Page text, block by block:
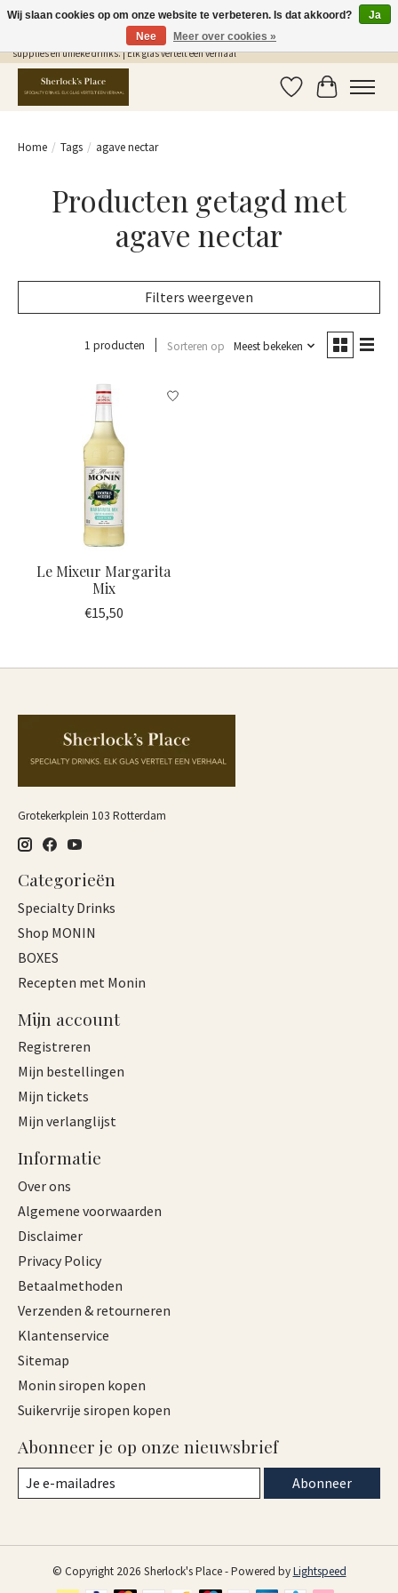
Gratis Verzending in NL vanaf €75,- | Sherlocks Place: dé plek voor MONIN siropen, bar
supplies en unieke drinks. | Elk glas vertelt een verhaal
Verlanglijst
Home / Tags / agave nectar
Producten getagd met
agave nectar
Filters weergeven
1 producten Sorteren op Meest bekeken
Le Mixeur Margarita
Mix
€15,50
Grotekerkplein 103 Rotterdam
Categorieën
Specialty Drinks
Shop MONIN
BOXES
Recepten met Monin
Mijn account
Registreren
Mijn bestellingen
Mijn tickets
Mijn verlanglijst
Informatie
Over ons
Algemene voorwaarden
Disclaimer
Privacy Policy
Betaalmethoden
Verzenden & retourneren
Klantenservice
Sitemap
Monin siropen kopen
Suikervrije siropen kopen
Abonneer je op onze nieuwsbrief
Abonneer
© Copyright 2026 Sherlock's Place - Powered byLightspeed
Wij slaan cookies op om onze website te verbeteren. Is dat akkoord?
Ja
Nee
Meer over cookies »